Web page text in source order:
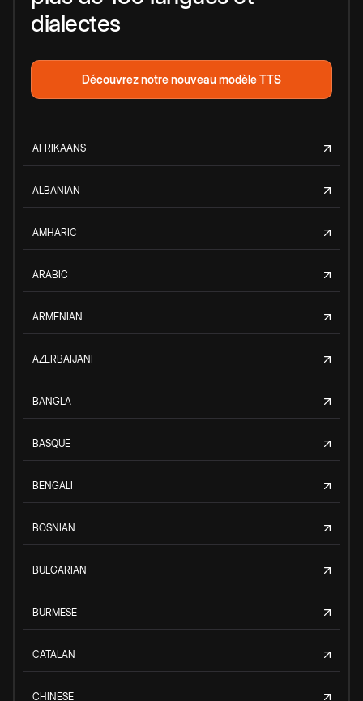
dialectes
Découvrez notre nouveau modèle TTS
AFRIKAANS
ALBANIAN
AMHARIC
ARABIC
ARMENIAN
AZERBAIJANI
BANGLA
BASQUE
BENGALI
BOSNIAN
BULGARIAN
BURMESE
CATALAN
CHINESE